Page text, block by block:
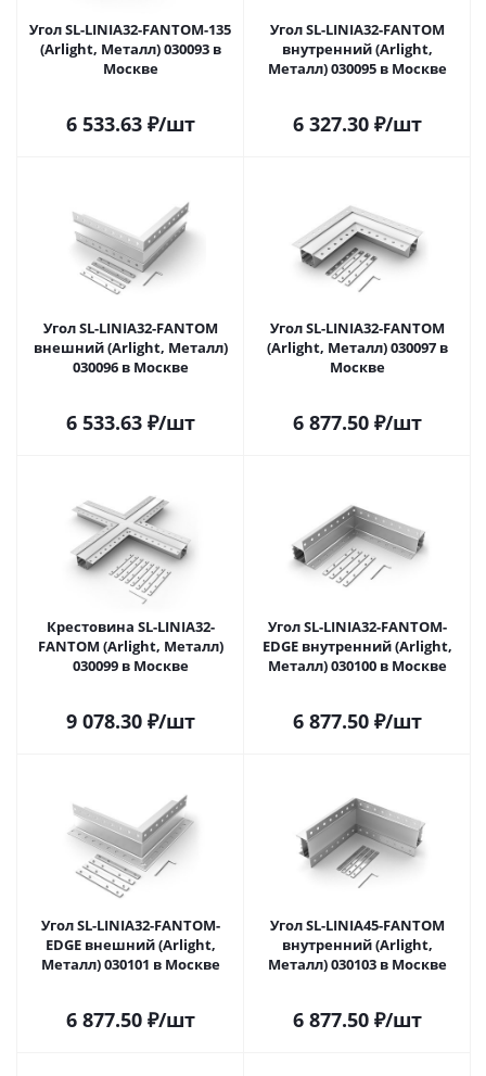
Угол SL-LINIA32-FANTOM-135
(Arlight, Металл) 030093 в
Москве
6 533.63₽/шт
Угол SL-LINIA32-FANTOM
внутренний (Arlight,
Металл) 030095 в Москве
6 327.30₽/шт
Угол SL-LINIA32-FANTOM
внешний (Arlight, Металл)
030096 в Москве
6 533.63₽/шт
Угол SL-LINIA32-FANTOM
(Arlight, Металл) 030097 в
Москве
6 877.50₽/шт
Крестовина SL-LINIA32-
FANTOM (Arlight, Металл)
030099 в Москве
9 078.30₽/шт
Угол SL-LINIA32-FANTOM-
EDGE внутренний (Arlight,
Металл) 030100 в Москве
6 877.50₽/шт
Угол SL-LINIA32-FANTOM-
EDGE внешний (Arlight,
Металл) 030101 в Москве
6 877.50₽/шт
Угол SL-LINIA45-FANTOM
внутренний (Arlight,
Металл) 030103 в Москве
6 877.50₽/шт